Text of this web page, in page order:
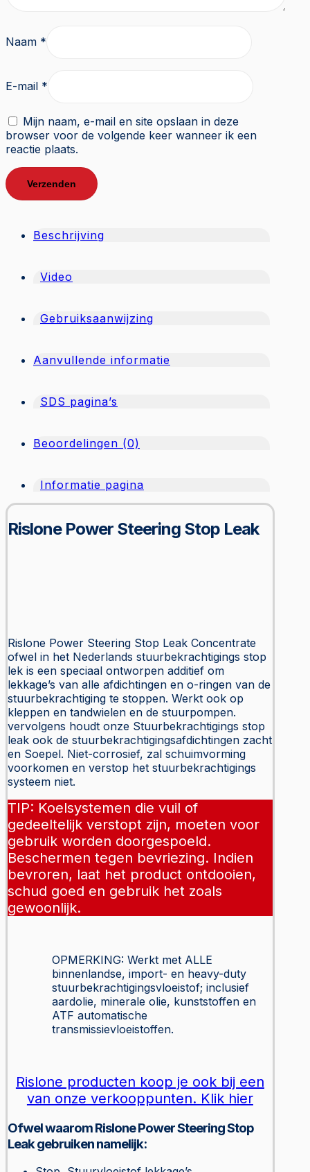
Naam *
E-mail *
Mijn naam, e-mail en site opslaan in deze
browser voor de volgende keer wanneer ik een
reactie plaats.
Beschrijving
Video
Gebruiksaanwijzing
Aanvullende informatie
SDS pagina’s
Beoordelingen (0)
Informatie pagina
Rislone Power Steering Stop Leak
Rislone Power Steering Stop Leak Concentrate
ofwel in het Nederlands stuurbekrachtigings stop
lek is een speciaal ontworpen additief om
lekkage’s van alle afdichtingen en o-ringen van de
stuurbekrachtiging te stoppen. Werkt ook op
kleppen en tandwielen en de stuurpompen.
vervolgens houdt onze Stuurbekrachtigings stop
leak ook de stuurbekrachtigingsafdichtingen zacht
en Soepel. Niet-corrosief, zal schuimvorming
voorkomen en verstop het stuurbekrachtigings
systeem niet.
TIP: Koelsystemen die vuil of
gedeeltelijk verstopt zijn, moeten voor
gebruik worden doorgespoeld.
Beschermen tegen bevriezing. Indien
bevroren, laat het product ontdooien,
schud goed en gebruik het zoals
gewoonlijk.
OPMERKING: Werkt met ALLE
binnenlandse, import- en heavy-duty
stuurbekrachtigingsvloeistof; inclusief
aardolie, minerale olie, kunststoffen en
ATF automatische
transmissievloeistoffen.
Rislone producten koop je ook bij een
van onze verkooppunten. Klik hier
Ofwel waarom Rislone Power Steering Stop
Leak gebruiken namelijk: